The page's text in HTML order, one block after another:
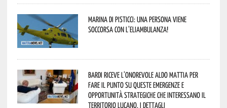
Marina di Pisticci: una persona viene
soccorsa con l’eliambulanza!
Bardi riceve l’onorevole Aldo Mattia per
fare il punto su queste emergenze e
opportunità strategiche che interessano il
territorio lucano. I dettagli